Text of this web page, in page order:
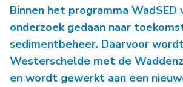
Binnen het programma
onderzoek gedaan naar
sedimentbeheer. Daarvoor
Westerschelde met de
en wordt gewerkt aan een